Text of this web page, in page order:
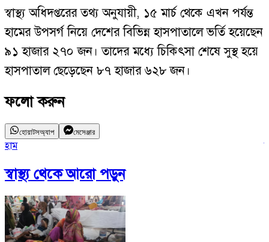
স্বাস্থ্য অধিদপ্তরের তথ্য অনুযায়ী, ১৫ মার্চ থেকে এখন পর্যন্ত
হামের উপসর্গ নিয়ে দেশের বিভিন্ন হাসপাতালে ভর্তি হয়েছেন
৯১ হাজার ২৭০ জন। তাদের মধ্যে চিকিৎসা শেষে সুস্থ হয়ে
হাসপাতাল ছেড়েছেন ৮৭ হাজার ৬২৮ জন।
ফলো করুন
হোয়াটসঅ্যাপ মেসেঞ্জার
হাম
স্বাস্থ্যথেকে আরো পড়ুন